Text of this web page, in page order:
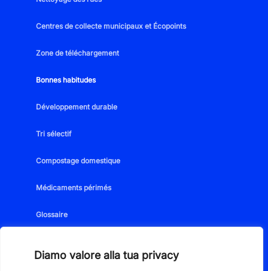
Diamo valore alla tua privacy
Centres de collecte municipaux et Écopoints
Zone de téléchargement
Bonnes habitudes
Développement durable
Tri sélectif
Compostage domestique
Médicaments périmés
Glossaire